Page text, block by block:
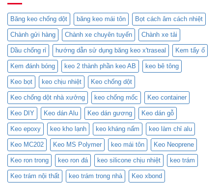
hiệu
quả
với
keo
MC-
201
và
Blockade
chính
hãng
tại
đây
Lựa
chọn
an
toàn
cho
mọi
công
trình
tín
cho
các
công
trình
lớn
tại
Nghi
Sơn
bình
xịt
bôi
trơn
RP7
chính
hãng,
số
lượng
lớn
tại
miền
Bắc
Băng keo chống dột băng keo mái tôn Bọt cách âm cách nhiệt
Chành gửi hàng Chành xe chuyên tuyến Chành xe tải
Dầu chống rỉ hướng dẫn sử dụng băng keo x'traseal Kem tẩy ố
Kem đánh bóng keo 2 thành phần keo AB keo bê tông
Keo bọt keo chịu nhiệt Keo chống dột
Keo chống dột nhà xưởng keo chống mốc Keo container
Keo DIY Keo dán Alu Keo dán gương Keo dán gỗ
Keo epoxy keo kho lạnh keo kháng nấm keo làm chỉ alu
Keo MC202 Keo MS Polymer keo mái tôn Keo Neoprene
Keo ron trong keo ron đá keo silicone chịu nhiệt keo trám
Keo trám nội thất keo trám trong nhà Keo xbond